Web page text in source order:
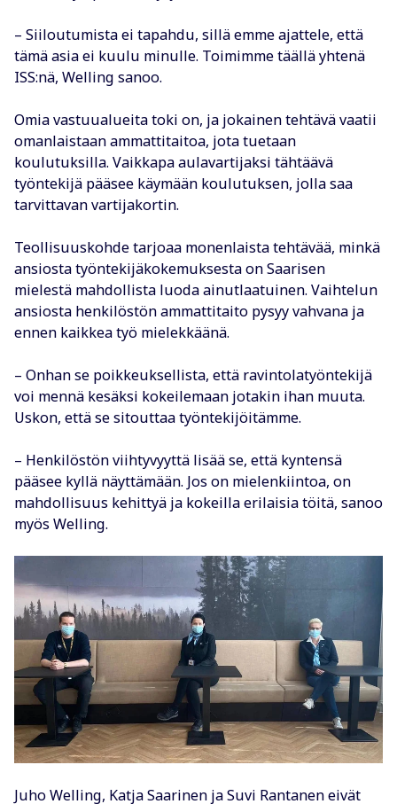
– Siiloutumista ei tapahdu, sillä emme ajattele, että
tämä asia ei kuulu minulle. Toimimme täällä yhtenä
ISS:nä, Welling sanoo.
Omia vastuualueita toki on, ja jokainen tehtävä vaatii
omanlaistaan ammattitaitoa, jota tuetaan
koulutuksilla. Vaikkapa aulavartijaksi tähtäävä
työntekijä pääsee käymään koulutuksen, jolla saa
tarvittavan vartijakortin.
Teollisuuskohde tarjoaa monenlaista tehtävää, minkä
ansiosta työntekijäkokemuksesta on Saarisen
mielestä mahdollista luoda ainutlaatuinen. Vaihtelun
ansiosta henkilöstön ammattitaito pysyy vahvana ja
ennen kaikkea työ mielekkäänä.
– Onhan se poikkeuksellista, että ravintolatyöntekijä
voi mennä kesäksi kokeilemaan jotakin ihan muuta.
Uskon, että se sitouttaa työntekijöitämme.
– Henkilöstön viihtyvyyttä lisää se, että kyntensä
pääsee kyllä näyttämään. Jos on mielenkiintoa, on
mahdollisuus kehittyä ja kokeilla erilaisia töitä, sanoo
myös Welling.
Juho Welling, Katja Saarinen ja Suvi Rantanen eivät